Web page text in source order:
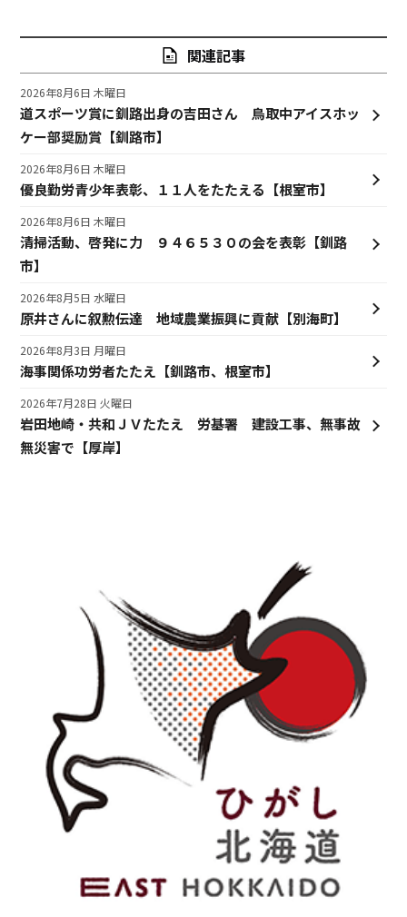
関連記事
道スポーツ賞に釧路出身の吉田さん 鳥取中アイスホッ
ケー部奨励賞【釧路市】
2026年8月6日 木曜日
優良勤労青少年表彰、１１人をたたえる【根室市】
2026年8月6日 木曜日
清掃活動、啓発に力 ９４６５３０の会を表彰【釧路
市】
2026年8月6日 木曜日
原井さんに叙勲伝達 地域農業振興に貢献【別海町】
2026年8月5日 水曜日
海事関係功労者たたえ【釧路市、根室市】
2026年8月3日 月曜日
岩田地崎・共和ＪＶたたえ 労基署 建設工事、無事故
無災害で【厚岸】
2026年7月28日 火曜日